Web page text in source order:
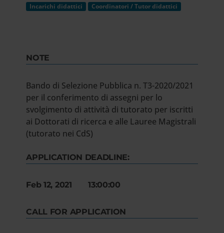
Incarichi didattici Coordinatori / Tutor didattici
NOTE
Bando di Selezione Pubblica n. T3-2020/2021
per il conferimento di assegni per lo
svolgimento di attività di tutorato per iscritti
ai Dottorati di ricerca e alle Lauree Magistrali
(tutorato nei CdS)
APPLICATION DEADLINE:
Feb 12, 2021 13:00:00
CALL FOR APPLICATION